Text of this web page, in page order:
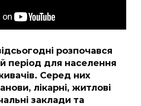
розпочався
період для населення
Серед них
лікарні, житлові
заклади та